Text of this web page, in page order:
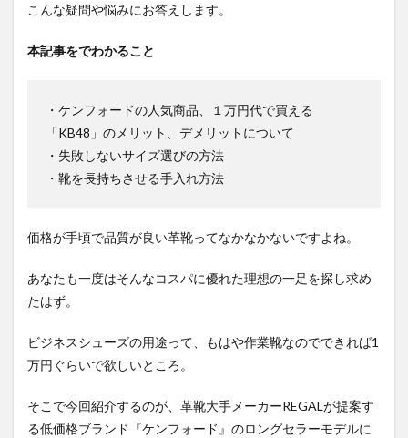
こんな疑問や悩みにお答えします。
本記事をでわかること
・ケンフォードの人気商品、１万円代で買える
「KB48」のメリット、デメリットについて
・失敗しないサイズ選びの方法
・靴を長持ちさせる手入れ方法
価格が手頃で品質が良い革靴ってなかなかないですよね。
あなたも一度はそんなコスパに優れた理想の一足を探し求め
たはず。
ビジネスシューズの用途って、もはや作業靴なのでできれば1
万円ぐらいで欲しいところ。
そこで今回紹介するのが、革靴大手メーカーREGALが提案す
る低価格ブランド『ケンフォード』のロングセラーモデルに